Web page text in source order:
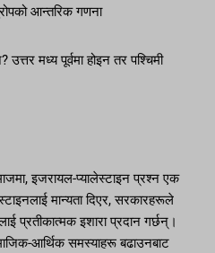
आन्तरिक गणना
मध्य पूर्वमा होइन तर पश्चिमी
इजरायल-प्यालेस्टाइन प्रश्न एक
मान्यता दिएर, सरकारहरूले
प्रतीकात्मक इशारा प्रदान गर्छन्।
आर्थिक समस्याहरू बढाउनबाट